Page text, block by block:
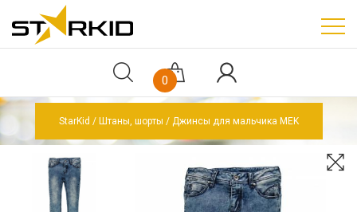
0
StarKid Штаны, шорты Джинсы для мальчика MEK